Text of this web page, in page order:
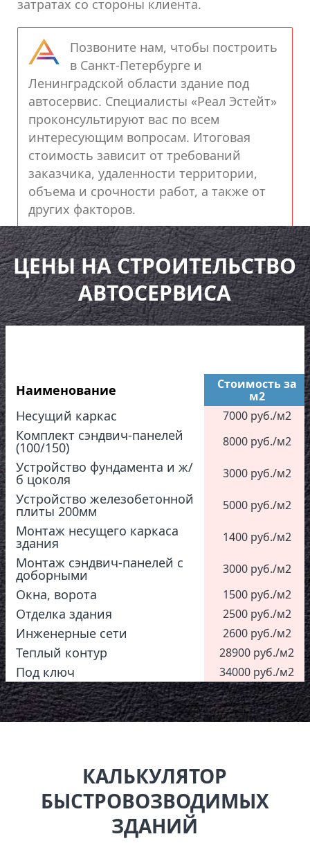
затратах со стороны клиента.
Позвоните нам, чтобы построить
в Санкт-Петербурге и
Ленинградской области здание под
автосервис. Специалисты «Реал Эстейт»
проконсультируют вас по всем
интересующим вопросам. Итоговая
стоимость зависит от требований
заказчика, удаленности территории,
объема и срочности работ, а также от
других факторов.
ЦЕНЫ НА СТРОИТЕЛЬСТВО
АВТОСЕРВИСА
Наименование
Стоимость за
м2
Несущий каркас 7000 руб./м2
Комплект сэндвич-панелей
(100/150) 8000 руб./м2
Устройство фундамента и ж/
б цоколя 3000 руб./м2
Устройство железобетонной
плиты 200мм 5000 руб./м2
Монтаж несущего каркаса
здания 1400 руб./м2
Монтаж сэндвич-панелей с
доборными 3000 руб./м2
Окна, ворота 1500 руб./м2
Отделка здания 2500 руб./м2
Инженерные сети 2600 руб./м2
Теплый контур 28900 руб./м2
Под ключ 34000 руб./м2
КАЛЬКУЛЯТОР
БЫСТРОВОЗВОДИМЫХ
ЗДАНИЙ